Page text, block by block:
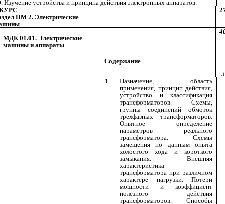
Изучение устройства и принципа действия электронных аппаратов.
ПМ 2. Электрические
МДК 01.01. Электрические
машины и аппараты
Содержание
1.
Назначение, область
применения, принцип действия,
устройство и классификация
трансформаторов. Схемы,
группы соединений обмоток
трехфазных трансформаторов.
Опытное определение
параметров реального
трансформатора. Схемы
замещения по данным опыта
холостого хода и короткого
замыкания. Внешняя
характеристика
трансформатора при различном
характере нагрузки. Потери
мощности и коэффициент
полезного действия
трансформаторов. Способы